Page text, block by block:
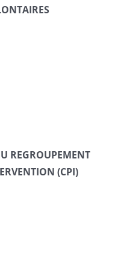
REGROUPEMENT
(CPI)